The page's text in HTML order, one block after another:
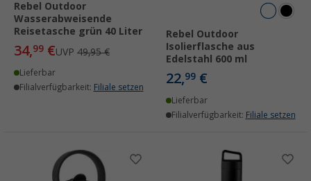
Rebel Outdoor
Wasserabweisende
Reisetasche grün 40 Liter
34,99 €UVP 49,95 €
Lieferbar
Filialverfügbarkeit: Filiale setzen
Rebel Outdoor
Isolierflasche aus
Edelstahl 600 ml
22,99 €
Lieferbar
Filialverfügbarkeit: Filiale setzen